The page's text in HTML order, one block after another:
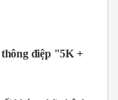
điệp "5K +